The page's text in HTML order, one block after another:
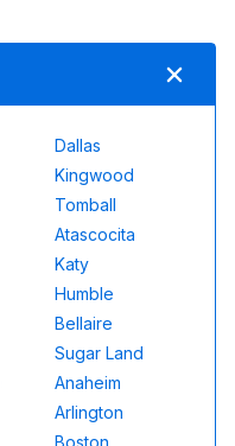
Dallas
Kingwood
Tomball
Atascocita
Katy
Humble
Bellaire
Sugar Land
Anaheim
Arlington
Boston